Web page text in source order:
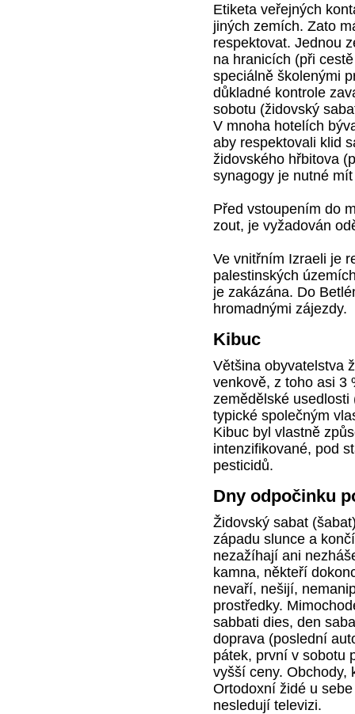
Etiketa veřejných
jiných zemích. Zato
respektovat. Jednou
na hranicích (při
speciálně školenými
důkladné kontrole
sobotu (židovský
V mnoha hotelích
aby respektovali klid
židovského hřbitova
synagogy je nutné
Před vstoupením do
zout, je vyžadován
Ve vnitřním Izraeli je
palestinských
je zakázána. Do
hromadnými zájezdy.
Kibuc
Většina obyvatelstva
venkově, z toho asi 3
zemědělské
typické společným
Kibuc byl vlastně
intenzifikované, pod
pesticidů.
Dny odpočinku
Židovský sabat
západu slunce a
nezažíhají ani
kamna, někteří
nevaří, nešijí,
prostředky.
sabbati dies, den
doprava (poslední
pátek, první v sobotu
vyšší ceny. Obchody,
Ortodoxní židé u
nesledují televizi.